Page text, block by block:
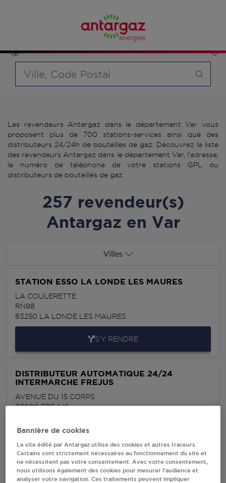
Var
bouteille souhaité et le type de point de vente (revendeur /
distributeur automatique de bouteilles de gaz ou station GPL
carburant)
Les revendeurs Antargaz dans le département Var vous
proposent plus de 700 stations-services ainsi que des
distributeurs 24/24h de bouteilles de gaz. Découvrez la liste
des revendeurs Antargaz dans le département Var, l'adresse,
le numéro de téléphone de votre stations GPL ou
distributeurs de bouteilles de gaz.
257 revendeur(s)
Antargaz en Var
Villes
STATION ESSO LA LONDE LES MAURES
LA COULERETTE
RN98
83250 LA LONDE LES MAURES
S'Y RENDRE
DISTRIBUTEUR AUTOMATIQUE 24/24
INTERMARCHE FREJUS
AVENUE DU 15 CORPS
83600FREJUS
FIOUL 83 LA CRAU
205 RUE BREGUET
Bannière de cookies
Le site édité par Antargaz utilise des cookies et autres traceurs.
Certains sont strictement nécessaires au fonctionnement du site et
ne nécessitent pas votre consentement. Avec votre consentement,
nous utilisons également des cookies pour mesurer l’audience et
analyser votre navigation. Ces traitements peuvent impliquer